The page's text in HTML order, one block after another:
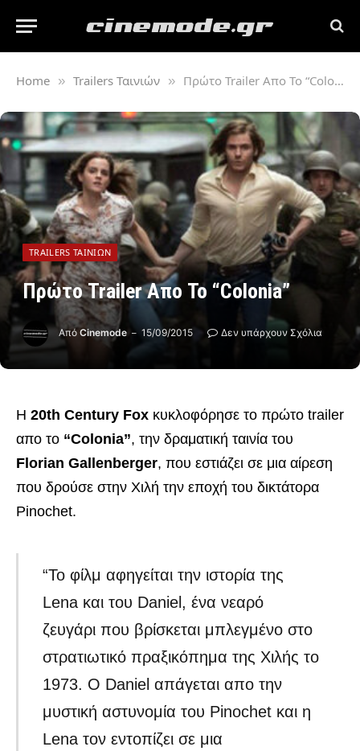
Home » Trailers Ταινιών » Πρώτο Trailer Απο Το “Colonia”
TRAILERS ΤΑΙΝΙΏΝ
Πρώτο Trailer Απο Το “Colonia”
Από Cinemode 15/09/2015 Δεν υπάρχουν Σχόλια
Η 20th Century Fox κυκλοφόρησε το πρώτο trailer
απο το “Colonia”, την δραματική ταινία του
Florian Gallenberger, που εστιάζει σε μια αίρεση
που δρούσε στην Χιλή την εποχή του δικτάτορα
Pinochet.
“Το φίλμ αφηγείται την ιστορία της
Lena και του Daniel, ένα νεαρό
ζευγάρι που βρίσκεται μπλεγμένο στο
στρατιωτικό πραξικόπημα της Χιλής το
1973. Ο Daniel απάγεται απο την
μυστική αστυνομία του Pinochet και η
Lena τον εντοπίζει σε μια